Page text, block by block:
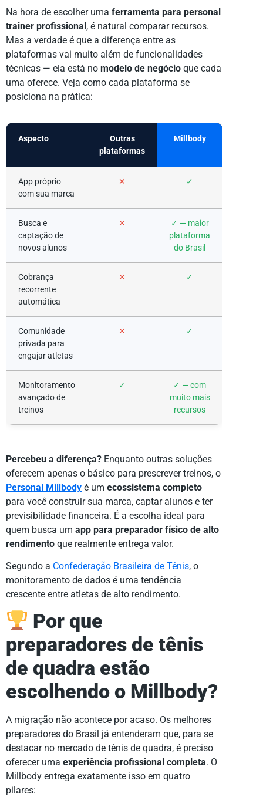
Na hora de escolher uma ferramenta para personal
trainer profissional, é natural comparar recursos.
Mas a verdade é que a diferença entre as
plataformas vai muito além de funcionalidades
técnicas — ela está no modelo de negócio que cada
uma oferece. Veja como cada plataforma se
posiciona na prática:
Aspecto
Outras
plataformas
Millbody
App próprio
com sua marca
✕ ✓
Busca e
captação de
novos alunos
✕
✓ — maior
plataforma
do Brasil
Cobrança
recorrente
automática
✕ ✓
Comunidade
privada para
engajar atletas
✕ ✓
Monitoramento
avançado de
treinos
✓
✓ — com
muito mais
recursos
Percebeu a diferença? Enquanto outras soluções
oferecem apenas o básico para prescrever treinos, o
Personal Millbody é um ecossistema completo
para você construir sua marca, captar alunos e ter
previsibilidade financeira. É a escolha ideal para
quem busca um app para preparador físico de alto
rendimento que realmente entrega valor.
Segundo a Confederação Brasileira de Tênis, o
monitoramento de dados é uma tendência
crescente entre atletas de alto rendimento.
Por que
preparadores de tênis
de quadra estão
escolhendo o Millbody?
A migração não acontece por acaso. Os melhores
preparadores do Brasil já entenderam que, para se
destacar no mercado de tênis de quadra, é preciso
oferecer uma experiência profissional completa. O
Millbody entrega exatamente isso em quatro
pilares: